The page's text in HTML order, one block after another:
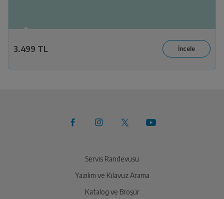
3.499 TL
Servis Randevusu
Yazılım ve Kılavuz Arama
Katalog ve Broşür